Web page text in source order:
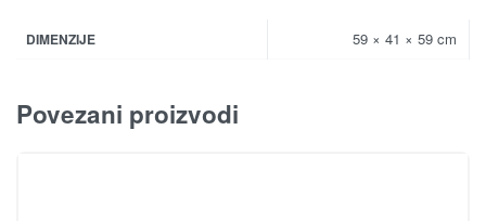
DIMENZIJE 59 × 41 × 59 cm
Povezani proizvodi